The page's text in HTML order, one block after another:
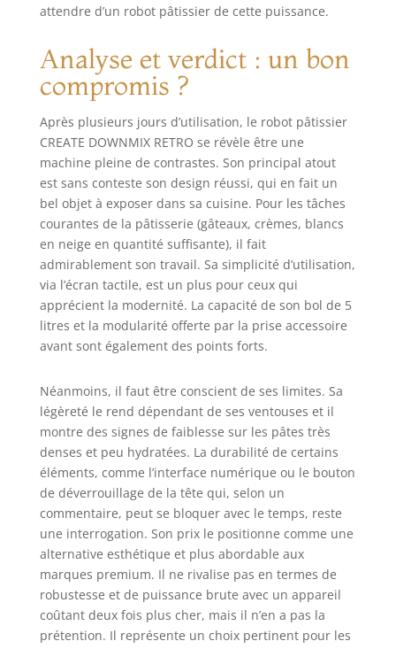
attendre d’un robot pâtissier de cette puissance.
Analyse et verdict : un bon
compromis ?
Après plusieurs jours d’utilisation, le robot pâtissier
CREATE DOWNMIX RETRO se révèle être une
machine pleine de contrastes. Son principal atout
est sans conteste son design réussi, qui en fait un
bel objet à exposer dans sa cuisine. Pour les tâches
courantes de la pâtisserie (gâteaux, crèmes, blancs
en neige en quantité suffisante), il fait
admirablement son travail. Sa simplicité d’utilisation,
via l’écran tactile, est un plus pour ceux qui
apprécient la modernité. La capacité de son bol de 5
litres et la modularité offerte par la prise accessoire
avant sont également des points forts.
Néanmoins, il faut être conscient de ses limites. Sa
légèreté le rend dépendant de ses ventouses et il
montre des signes de faiblesse sur les pâtes très
denses et peu hydratées. La durabilité de certains
éléments, comme l’interface numérique ou le bouton
de déverrouillage de la tête qui, selon un
commentaire, peut se bloquer avec le temps, reste
une interrogation. Son prix le positionne comme une
alternative esthétique et plus abordable aux
marques premium. Il ne rivalise pas en termes de
robustesse et de puissance brute avec un appareil
coûtant deux fois plus cher, mais il n’en a pas la
prétention. Il représente un choix pertinent pour les